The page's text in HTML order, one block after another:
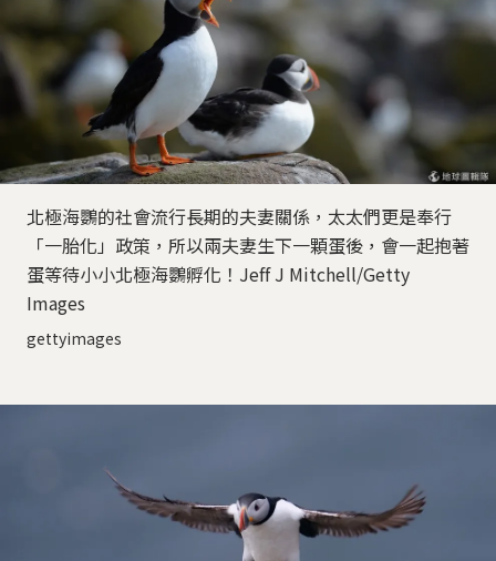
北極海鸚的社會流行長期的夫妻關係，太太們更是奉行
「一胎化」政策，所以兩夫妻生下一顆蛋後，會一起抱著
蛋等待小小北極海鸚孵化！Jeff J Mitchell/Getty
Images
gettyimages